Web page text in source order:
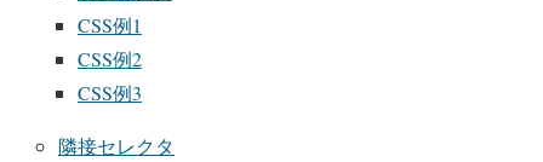
CSS例1
CSS例2
CSS例3
隣接セレクタ